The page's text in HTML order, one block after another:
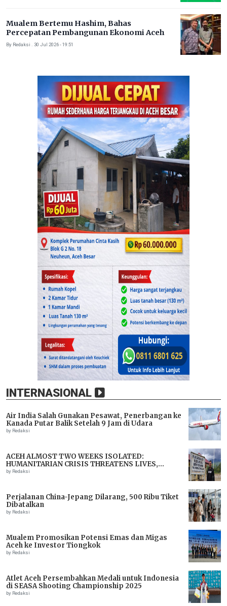
Mualem Bertemu Hashim, Bahas
Percepatan Pembangunan Ekonomi Aceh
By Redaksi . 30 Jul 2026 - 19:51
INTERNASIONAL
Air India Salah Gunakan Pesawat, Penerbangan ke
Kanada Putar Balik Setelah 9 Jam di Udara
by Redaksi
ACEH ALMOST TWO WEEKS ISOLATED:
HUMANITARIAN CRISIS THREATENS LIVES,
IMMEDIATE ASSISTANCE URGENTLY NEEDED
by Redaksi
Perjalanan China-Jepang Dilarang, 500 Ribu Tiket
Dibatalkan
by Redaksi
Mualem Promosikan Potensi Emas dan Migas
Aceh ke Investor Tiongkok
by Redaksi
Atlet Aceh Persembahkan Medali untuk Indonesia
di SEASA Shooting Championship 2025
by Redaksi